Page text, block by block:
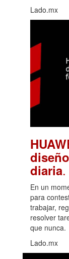
Lado.mx
diaria.
En un
para
trabajar,
resolver
que nunca.
Lado.mx